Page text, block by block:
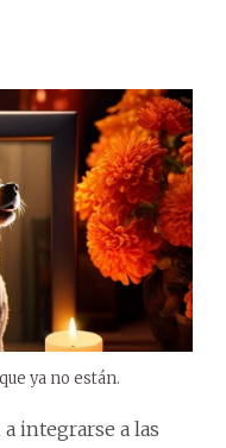
ya no están.
integrarse a las